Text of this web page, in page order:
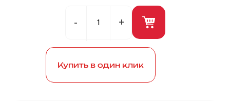
Герметик универсальный (белый) 280мл ANDRE
BROS
Купить в один клик